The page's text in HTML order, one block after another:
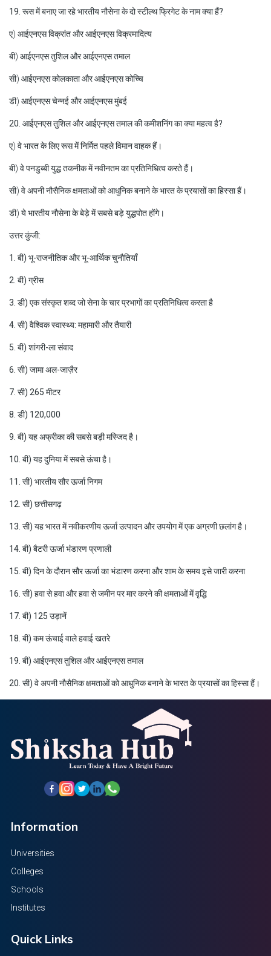
19. रूस में बनाए जा रहे भारतीय नौसेना के दो स्टील्थ फ्रिगेट के नाम क्या हैं?
ए) आईएनएस विक्रांत और आईएनएस विक्रमादित्य
बी) आईएनएस तुशिल और आईएनएस तमाल
सी) आईएनएस कोलकाता और आईएनएस कोच्चि
डी) आईएनएस चेन्नई और आईएनएस मुंबई
20. आईएनएस तुशिल और आईएनएस तमाल की कमीशनिंग का क्या महत्व है?
ए) वे भारत के लिए रूस में निर्मित पहले विमान वाहक हैं।
बी) वे पनडुब्बी युद्ध तकनीक में नवीनतम का प्रतिनिधित्व करते हैं।
सी) वे अपनी नौसैनिक क्षमताओं को आधुनिक बनाने के भारत के प्रयासों का हिस्सा हैं।
डी) ये भारतीय नौसेना के बेड़े में सबसे बड़े युद्धपोत होंगे।
उत्तर कुंजी:
1. बी) भू-राजनीतिक और भू-आर्थिक चुनौतियाँ
2. बी) ग्रीस
3. डी) एक संस्कृत शब्द जो सेना के चार प्रभागों का प्रतिनिधित्व करता है
4. सी) वैश्विक स्वास्थ्य: महामारी और तैयारी
5. बी) शांगरी-ला संवाद
6. सी) जामा अल-जाज़ैर
7. सी) 265 मीटर
8. डी) 120,000
9. बी) यह अफ्रीका की सबसे बड़ी मस्जिद है।
10. बी) यह दुनिया में सबसे ऊंचा है।
11. सी) भारतीय सौर ऊर्जा निगम
12. सी) छत्तीसगढ़
13. सी) यह भारत में नवीकरणीय ऊर्जा उत्पादन और उपयोग में एक अग्रणी छलांग है।
14. बी) बैटरी ऊर्जा भंडारण प्रणाली
15. बी) दिन के दौरान सौर ऊर्जा का भंडारण करना और शाम के समय इसे जारी करना
16. सी) हवा से हवा और हवा से जमीन पर मार करने की क्षमताओं में वृद्धि
17. बी) 125 उड़ानें
18. बी) कम ऊंचाई वाले हवाई खतरे
19. बी) आईएनएस तुशिल और आईएनएस तमाल
20. सी) वे अपनी नौसैनिक क्षमताओं को आधुनिक बनाने के भारत के प्रयासों का हिस्सा हैं।
Information
Universities
Colleges
Schools
Institutes
Quick Links